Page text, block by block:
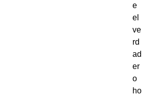
e
el
ve
rd
ad
er
o
ho